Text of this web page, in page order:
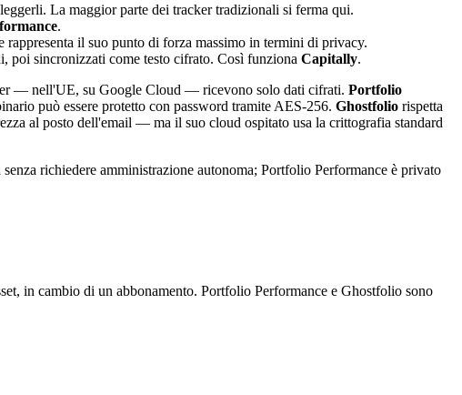
La maggior parte dei tracker tradizionali si ferma qui.
.
rappresenta il suo punto di forza massimo in termini di privacy.
sincronizzati come testo cifrato. Così funziona Capitally.
— nell'UE, su Google Cloud — ricevono solo dati cifrati. Portfolio
può essere protetto con password tramite AES-256. Ghostfolio rispetta
al posto dell'email — ma il suo cloud ospitato usa la crittografia standard
richiedere amministrazione autonoma; Portfolio Performance è privato
in cambio di un abbonamento. Portfolio Performance e Ghostfolio sono